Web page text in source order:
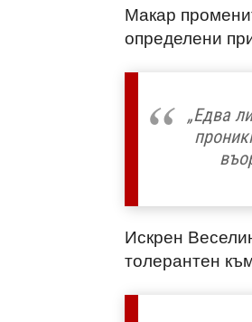
Макар
определени
„Едва
Искрен
толерантен